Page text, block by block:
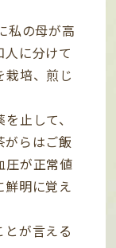
私の母が高
に分けて
栽培、煎じ
止して、
がらはご飯
圧が正常値
鮮明に覚え
が言える